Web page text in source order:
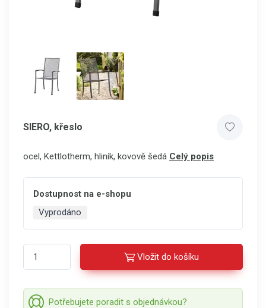
SIERO, křeslo
ocel, Kettlotherm, hliník, kovově šedá Celý popis
Dostupnost na e-shopu
Vyprodáno
Vložit do košíku
Potřebujete poradit s objednávkou?